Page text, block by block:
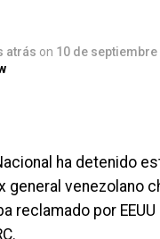
atrás on 10 de septiembre
ha detenido
general venezolano
reclamado por